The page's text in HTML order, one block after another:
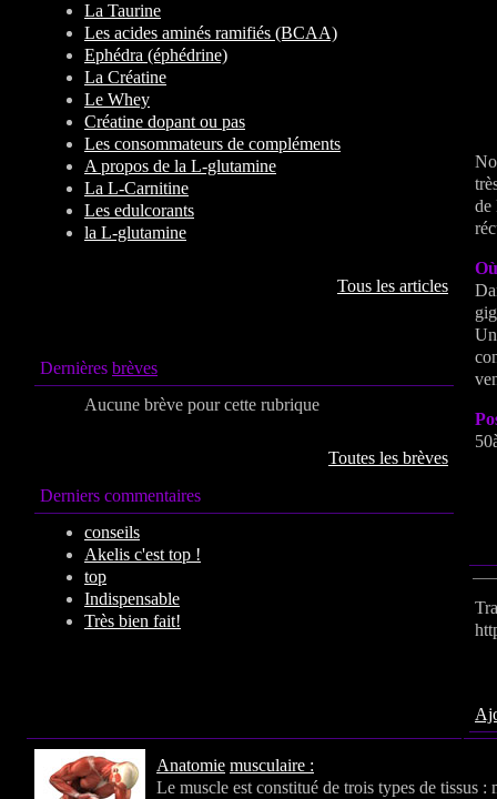
La Taurine
Les acides aminés ramifiés (BCAA)
Ephédra (éphédrine)
La Créatine
Le Whey
Créatine dopant ou pas
Les consommateurs de compléments
A propos de la L-glutamine
La L-Carnitine
Les edulcorants
la L-glutamine
Tous les articles
Dernières brèves
Aucune brève pour cette rubrique
Toutes les brèves
Derniers commentaires
conseils
Akelis c'est top !
top
Indispensable
Très bien fait!
de
Anatomie musculaire :
Le muscle est constitué de trois types de tissus :